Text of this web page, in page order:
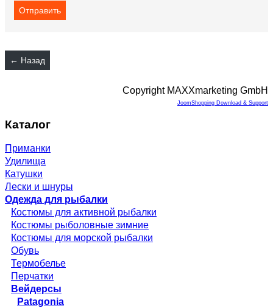
Copyright MAXXmarketing GmbH
JoomShopping Download & Support
Каталог
Приманки
Удилища
Катушки
Лески и шнуры
Одежда для рыбалки
Костюмы для активной рыбалки
Костюмы рыболовные зимние
Костюмы для морской рыбалки
Обувь
Термобелье
Перчатки
Вейдерсы
Patagonia